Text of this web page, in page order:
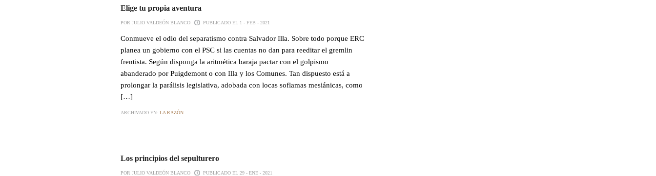
Elige tu propia aventura
POR JULIO VALDEÓN BLANCO PUBLICADO EL 1 - FEB - 2021
Conmueve el odio del separatismo contra Salvador Illa. Sobre todo porque ERC
planea un gobierno con el PSC si las cuentas no dan para reeditar el gremlin
frentista. Según disponga la aritmética baraja pactar con el golpismo
abanderado por Puigdemont o con Illa y los Comunes. Tan dispuesto está a
prolongar la parálisis legislativa, adobada con locas soflamas mesiánicas, como
[…]
ARCHIVADO EN: LA RAZÓN
Los principios del sepulturero
POR JULIO VALDEÓN BLANCO PUBLICADO EL 29 - ENE - 2021